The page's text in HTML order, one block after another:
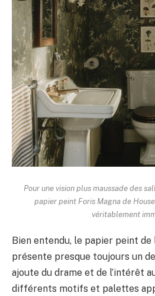
Pour une vision plus maussade des
papier peint Foris Magna de
véritablement
Bien entendu, le papier peint de
présente presque toujours un
ajoute du drame et de l’intérêt
différents motifs et palettes